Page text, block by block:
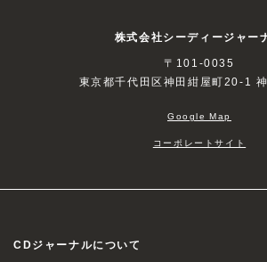
株式会社シーディージャー
〒101-0035
東京都千代田区神田紺屋町20-1
Google Map
コーポレートサイト
CDジャーナルについて